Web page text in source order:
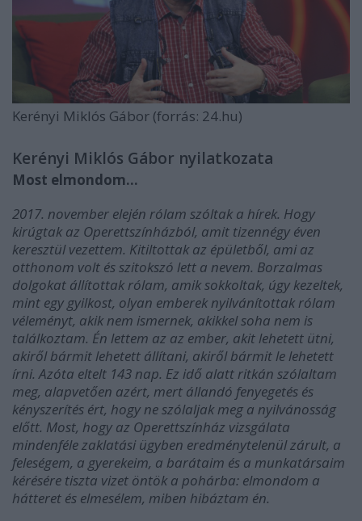
Kerényi Miklós Gábor (forrás: 24.hu)
Kerényi Miklós Gábor nyilatkozata
Most elmondom…
2017. november elején rólam szóltak a hírek. Hogy
kirúgtak az Operettszínházból, amit tizennégy éven
keresztül vezettem. Kitiltottak az épületből, ami az
otthonom volt és szitokszó lett a nevem. Borzalmas
dolgokat állítottak rólam, amik sokkoltak, úgy kezeltek,
mint egy gyilkost, olyan emberek nyilvánítottak rólam
véleményt, akik nem ismernek, akikkel soha nem is
találkoztam. Én lettem az az ember, akit lehetett ütni,
akiről bármit lehetett állítani, akiről bármit le lehetett
írni. Azóta eltelt 143 nap. Ez idő alatt ritkán szólaltam
meg, alapvetően azért, mert állandó fenyegetés és
kényszerítés ért, hogy ne szólaljak meg a nyilvánosság
előtt. Most, hogy az Operettszínház vizsgálata
mindenféle zaklatási ügyben eredménytelenül zárult, a
feleségem, a gyerekeim, a barátaim és a munkatársaim
kérésére tiszta vizet öntök a pohárba: elmondom a
hátteret és elmesélem, miben hibáztam én.